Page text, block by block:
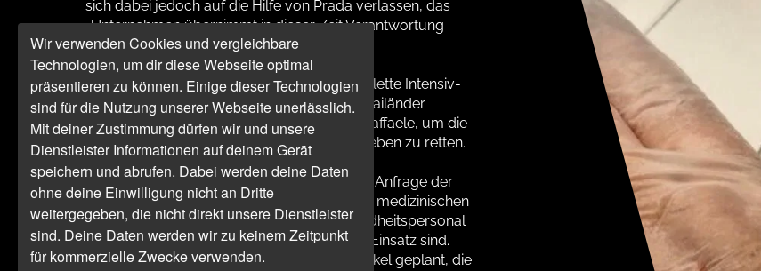
sich dabei jedoch auf die Hilfe von Prada verlassen, das
Unternehmen übernimmt in dieser Zeit Verantwortung
übernehmen und hilft.
Mitte März spendete Prada jeweils zwei komplette Intensiv-
und Wiederbelebungseinheiten an die Mailänder
Krankenhäuser Vittore Buzzi, Sacco und San Raffaele, um die
Bekämpfung des Virus‘ zu unterstützen und Leben zu retten.
Des Weiteren begann Prada am 13. März auf Anfrage der
Region Toskana mit der Produktion von 80.000 medizinischen
Overalls und 110.000 Masken, die dem Gesundheitspersonal
zugeteilt werden sollen, die an der Front im Einsatz sind.
Hierbei sind tägliche Lieferungen der Schutzartikel geplant, die
Wir verwenden Cookies und vergleichbare
Technologien, um dir diese Webseite optimal
präsentieren zu können. Einige dieser Technologien
sind für die Nutzung unserer Webseite unerlässlich.
Mit deiner Zustimmung dürfen wir und unsere
Dienstleister Informationen auf deinem Gerät
speichern und abrufen. Dabei werden deine Daten
ohne deine Einwilligung nicht an Dritte
weitergegeben, die nicht direkt unsere Dienstleister
sind. Deine Daten werden wir zu keinem Zeitpunkt
für kommerzielle Zwecke verwenden.